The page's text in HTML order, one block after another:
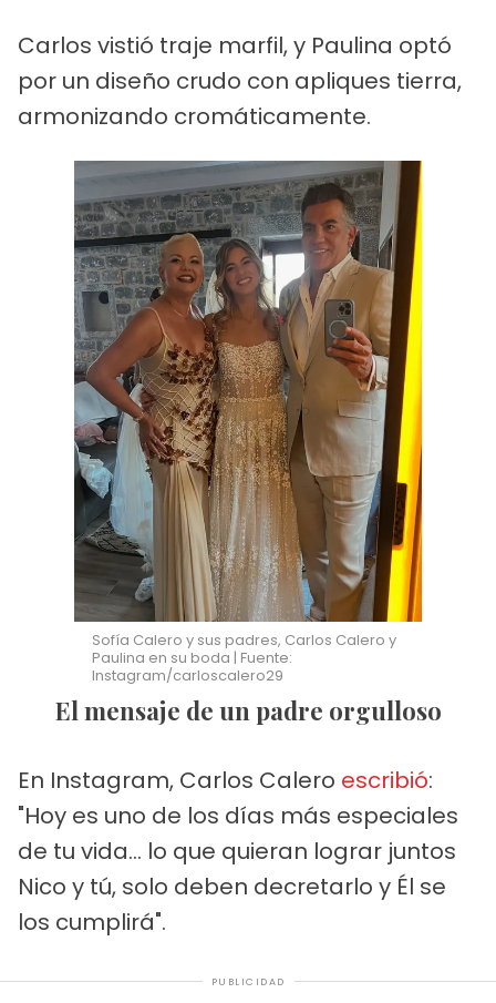
Carlos vistió traje marfil, y Paulina optó
por un diseño crudo con apliques tierra,
armonizando cromáticamente.
Sofía Calero y sus padres, Carlos Calero y
Paulina en su boda | Fuente:
Instagram/carloscalero29
El mensaje de un padre orgulloso
En Instagram, Carlos Calero escribió:
"Hoy es uno de los días más especiales
de tu vida… lo que quieran lograr juntos
Nico y tú, solo deben decretarlo y Él se
los cumplirá".
PUBLICIDAD